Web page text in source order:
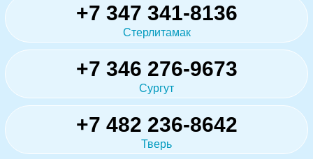
+7 347 341-8136
Стерлитамак
+7 346 276-9673
Сургут
+7 482 236-8642
Тверь